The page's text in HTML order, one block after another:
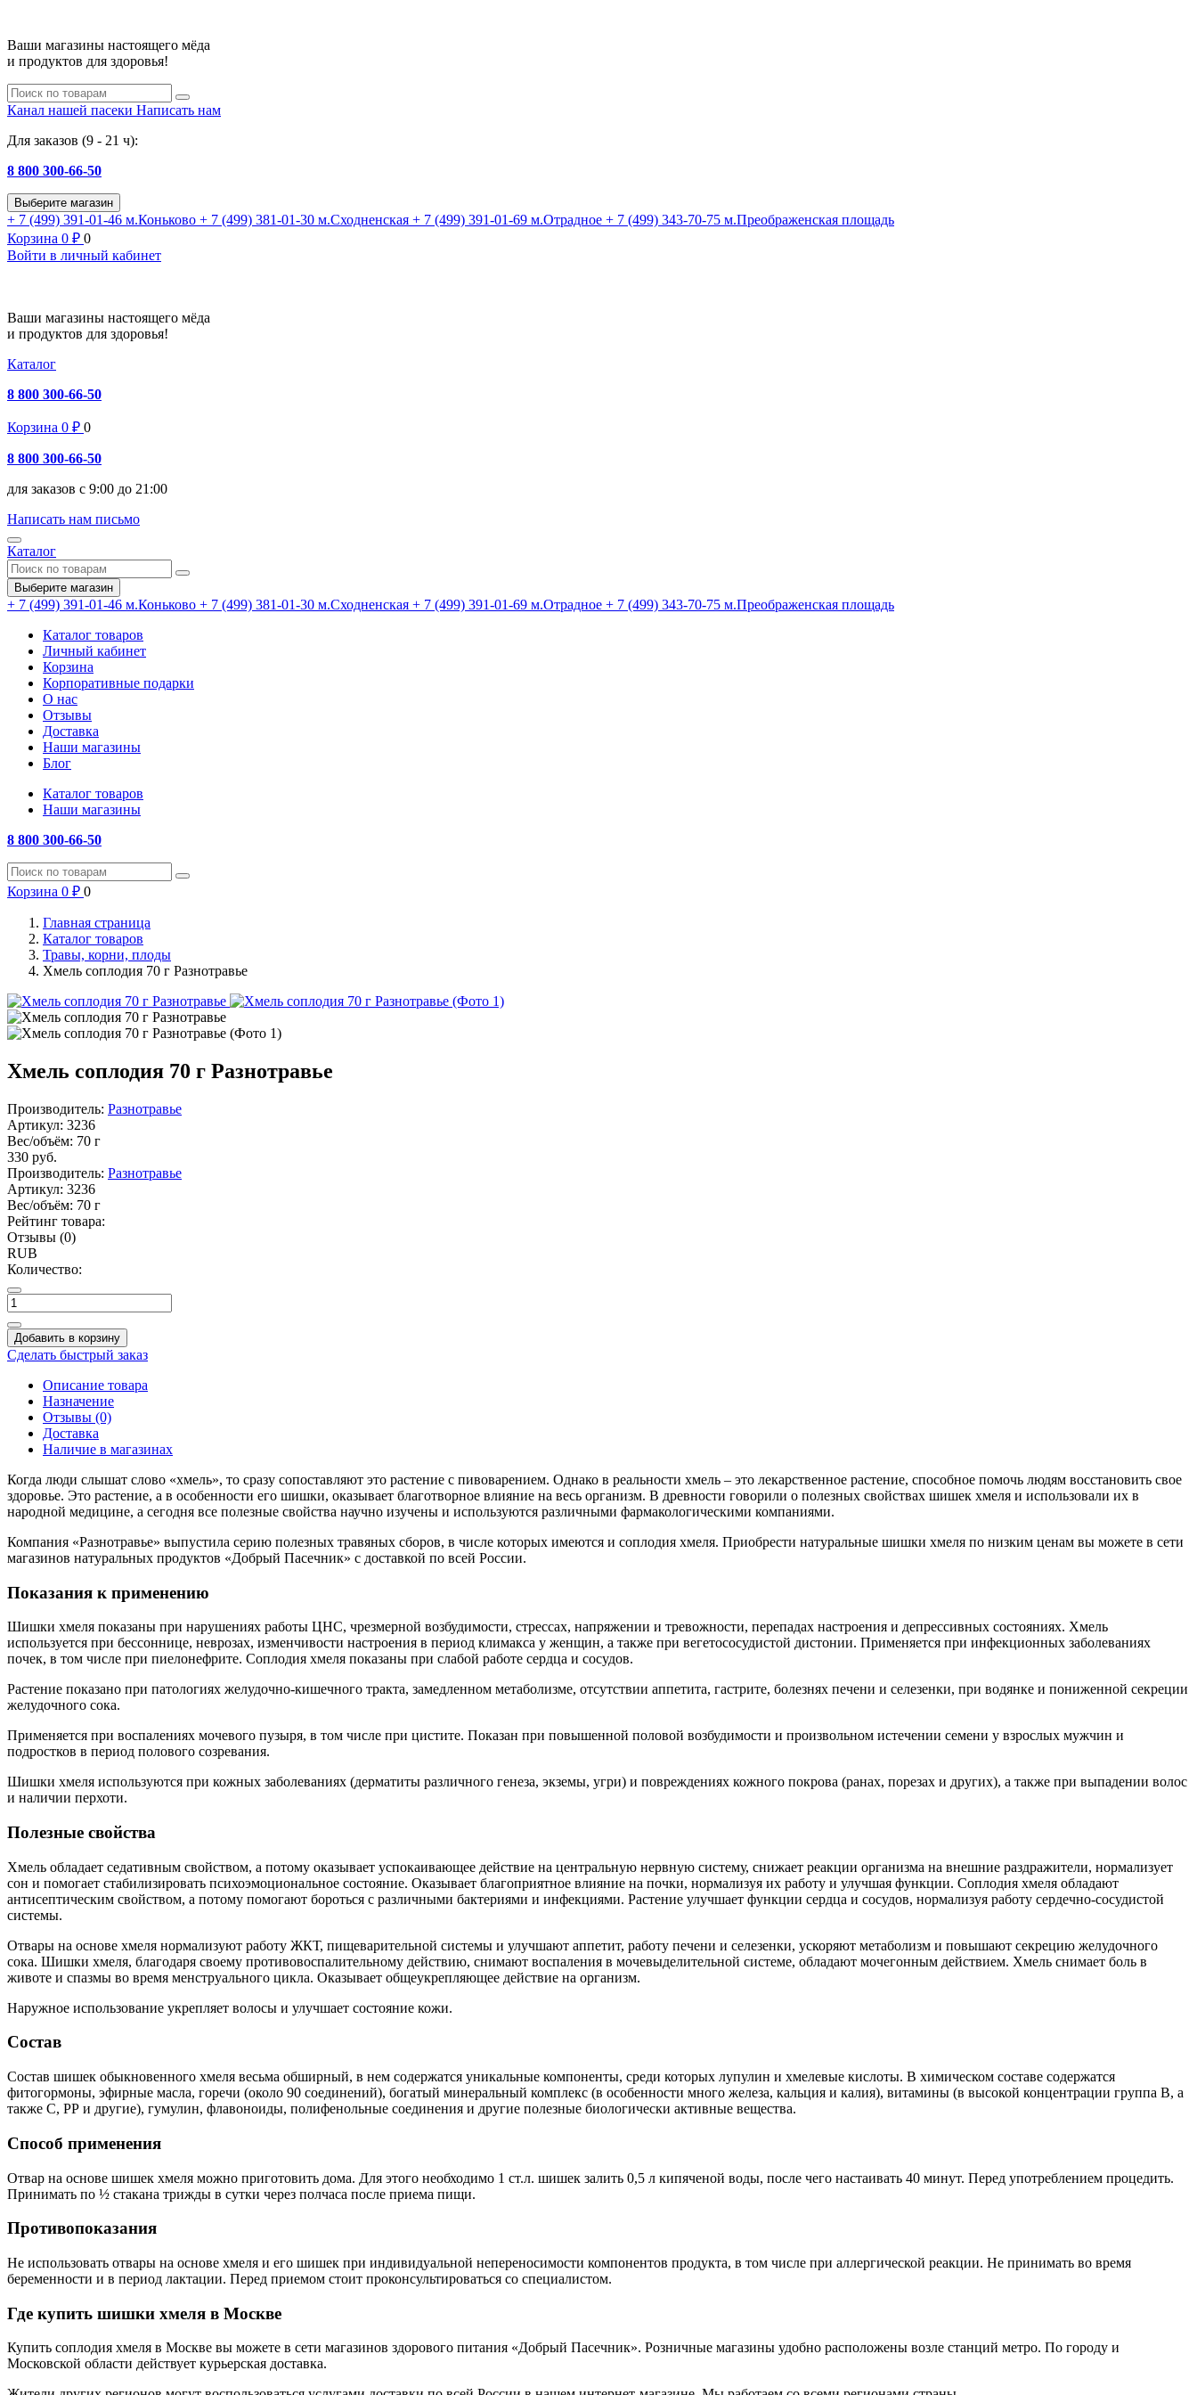
Ваши магазины настоящего мёда
и продуктов для здоровья!
Канал нашей пасеки Написать нам
Для заказов (9 - 21 ч):
8 800 300-66-50
Выберите магазин
+ 7 (499) 391-01-46 м.Коньково + 7 (499) 381-01-30 м.Сходненская + 7 (499) 391-01-69 м.Отрадное + 7 (499) 343-70-75 м.Преображенская площадь
Корзина 0 ₽ 0
Войти в личный кабинет
Ваши магазины настоящего мёда
и продуктов для здоровья!
Каталог
8 800 300-66-50
Корзина 0 ₽ 0
8 800 300-66-50
для заказов с 9:00 до 21:00
Написать нам письмо
Каталог
Выберите магазин
+ 7 (499) 391-01-46 м.Коньково + 7 (499) 381-01-30 м.Сходненская + 7 (499) 391-01-69 м.Отрадное + 7 (499) 343-70-75 м.Преображенская площадь
Каталог товаров
Личный кабинет
Корзина
Корпоративные подарки
О нас
Отзывы
Доставка
Наши магазины
Блог
Каталог товаров
Наши магазины
8 800 300-66-50
Корзина 0 ₽ 0
Главная страница
Каталог товаров
Травы, корни, плоды
Хмель соплодия 70 г Разнотравье
Хмель соплодия 70 г Разнотравье
Производитель: Разнотравье
Артикул: 3236
Вес/объём: 70 г
330 руб.
Производитель: Разнотравье
Артикул: 3236
Вес/объём: 70 г
Рейтинг товара:
Отзывы (0)
RUB
Количество:
Добавить в корзину
Сделать быстрый заказ
Описание товара
Назначение
Отзывы (0)
Доставка
Наличие в магазинах
Когда люди слышат слово «хмель», то сразу сопоставляют это растение с пивоварением. Однако в реальности хмель – это лекарственное растение, способное помочь людям восстановить свое
здоровье. Это растение, а в особенности его шишки, оказывает благотворное влияние на весь организм. В древности говорили о полезных свойствах шишек хмеля и использовали их в
народной медицине, а сегодня все полезные свойства научно изучены и используются различными фармакологическими компаниями.
Компания «Разнотравье» выпустила серию полезных травяных сборов, в числе которых имеются и соплодия хмеля. Приобрести натуральные шишки хмеля по низким ценам вы можете в сети
магазинов натуральных продуктов «Добрый Пасечник» с доставкой по всей России.
Показания к применению
Шишки хмеля показаны при нарушениях работы ЦНС, чрезмерной возбудимости, стрессах, напряжении и тревожности, перепадах настроения и депрессивных состояниях. Хмель
используется при бессоннице, неврозах, изменчивости настроения в период климакса у женщин, а также при вегетососудистой дистонии. Применяется при инфекционных заболеваниях
почек, в том числе при пиелонефрите. Соплодия хмеля показаны при слабой работе сердца и сосудов.
Растение показано при патологиях желудочно-кишечного тракта, замедленном метаболизме, отсутствии аппетита, гастрите, болезнях печени и селезенки, при водянке и пониженной секреции
желудочного сока.
Применяется при воспалениях мочевого пузыря, в том числе при цистите. Показан при повышенной половой возбудимости и произвольном истечении семени у взрослых мужчин и
подростков в период полового созревания.
Шишки хмеля используются при кожных заболеваниях (дерматиты различного генеза, экземы, угри) и повреждениях кожного покрова (ранах, порезах и других), а также при выпадении волос
и наличии перхоти.
Полезные свойства
Хмель обладает седативным свойством, а потому оказывает успокаивающее действие на центральную нервную систему, снижает реакции организма на внешние раздражители, нормализует
сон и помогает стабилизировать психоэмоциональное состояние. Оказывает благоприятное влияние на почки, нормализуя их работу и улучшая функции. Соплодия хмеля обладают
антисептическим свойством, а потому помогают бороться с различными бактериями и инфекциями. Растение улучшает функции сердца и сосудов, нормализуя работу сердечно-сосудистой
системы.
Отвары на основе хмеля нормализуют работу ЖКТ, пищеварительной системы и улучшают аппетит, работу печени и селезенки, ускоряют метаболизм и повышают секрецию желудочного
сока. Шишки хмеля, благодаря своему противовоспалительному действию, снимают воспаления в мочевыделительной системе, обладают мочегонным действием. Хмель снимает боль в
животе и спазмы во время менструального цикла. Оказывает общеукрепляющее действие на организм.
Наружное использование укрепляет волосы и улучшает состояние кожи.
Состав
Состав шишек обыкновенного хмеля весьма обширный, в нем содержатся уникальные компоненты, среди которых лупулин и хмелевые кислоты. В химическом составе содержатся
фитогормоны, эфирные масла, горечи (около 90 соединений), богатый минеральный комплекс (в особенности много железа, кальция и калия), витамины (в высокой концентрации группа В, а
также С, РР и другие), гумулин, флавоноиды, полифенольные соединения и другие полезные биологически активные вещества.
Способ применения
Отвар на основе шишек хмеля можно приготовить дома. Для этого необходимо 1 ст.л. шишек залить 0,5 л кипяченой воды, после чего настаивать 40 минут. Перед употреблением процедить.
Принимать по ½ стакана трижды в сутки через полчаса после приема пищи.
Противопоказания
Не использовать отвары на основе хмеля и его шишек при индивидуальной непереносимости компонентов продукта, в том числе при аллергической реакции. Не принимать во время
беременности и в период лактации. Перед приемом стоит проконсультироваться со специалистом.
Где купить шишки хмеля в Москве
Купить соплодия хмеля в Москве вы можете в сети магазинов здорового питания «Добрый Пасечник». Розничные магазины удобно расположены возле станций метро. По городу и
Московской области действует курьерская доставка.